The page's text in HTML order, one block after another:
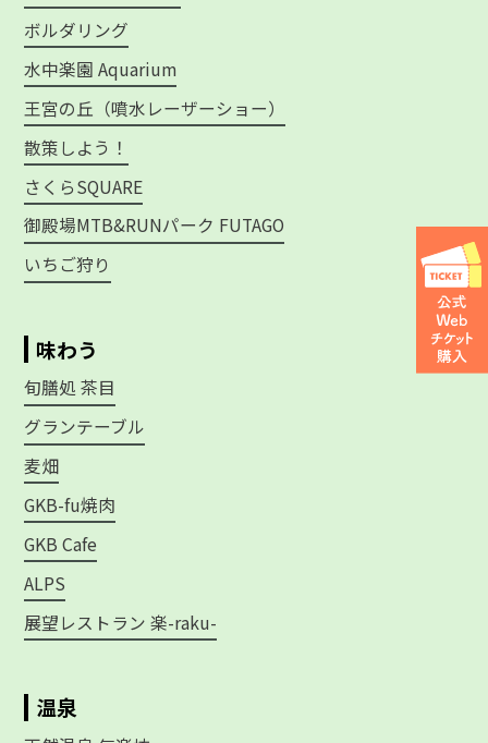
ボルダリング
水中楽園 Aquarium
王宮の丘（噴水レーザーショー）
散策しよう！
さくらSQUARE
御殿場MTB&RUNパーク FUTAGO
いちご狩り
味わう
旬膳処 茶目
グランテーブル
麦畑
GKB-fu焼肉
GKB Cafe
ALPS
展望レストラン 楽-raku-
温泉